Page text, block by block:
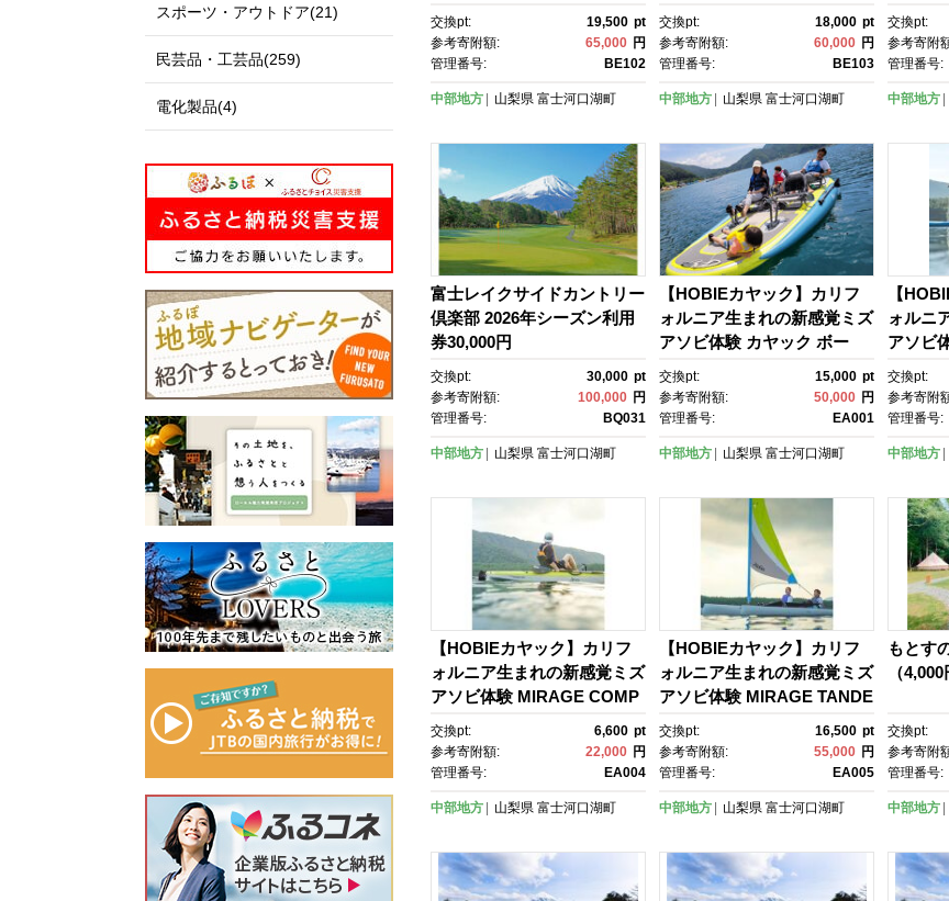
ケット アウトドア 防災対策
交換pt: 19,500 pt
参考寄附額:
65,000 円
管理番号:
BE102
中部地方 山梨県 富士河口湖町
ット アウトドア 防災対策
交換pt: 18,000 pt
参考寄附額:
60,000 円
管理番号:
BE103
中部地方 山梨県 富士河口湖町
交換pt:
参考寄附
管理番号:
中部地方
富士レイクサイドカントリー
倶楽部 2026年シーズン利用
券30,000円
交換pt: 30,000 pt
参考寄附額:
100,000 円
管理番号:
BQ031
中部地方 山梨県 富士河口湖町
【HOBIEカヤック】カリフ
ォルニア生まれの新感覚ミズ
アソビ体験 カヤック ボー
ト 水遊び 体験 自然 富士
山 湖 アクティビティ レジャ
ー カヤック ボート 水遊び 体
ティ レジャー カヤック ボー
山 湖 アクティビティ レジャ
交換pt: 15,000 pt
参考寄附額:
50,000 円
管理番号:
EA001
中部地方 山梨県 富士河口湖町
【
ォルニ
アソビ
SE(1人
交換pt:
参考寄附
管理番号:
中部地方
【HOBIEカヤック】カリフ
ォルニア生まれの新感覚ミズ
アソビ体験 MIRAGE COMP
ASS(1人乗り足漕ぎカヤッ
ク)
交換pt: 6,600 pt
参考寄附額:
22,000 円
管理番号:
EA004
中部地方 山梨県 富士河口湖町
【HOBIEカヤック】カリフ
ォルニア生まれの新感覚ミズ
アソビ体験 MIRAGE TANDE
M ISLAND(2人乗りセーリン
グカヤック)
交換pt: 16,500 pt
参考寄附額:
55,000 円
管理番号:
EA005
中部地方 山梨県 富士河口湖町
もとす
（4,000
交換pt:
参考寄附
管理番号:
中部地方
スポーツ・アウトドア(21)
民芸品・工芸品(259)
電化製品(4)